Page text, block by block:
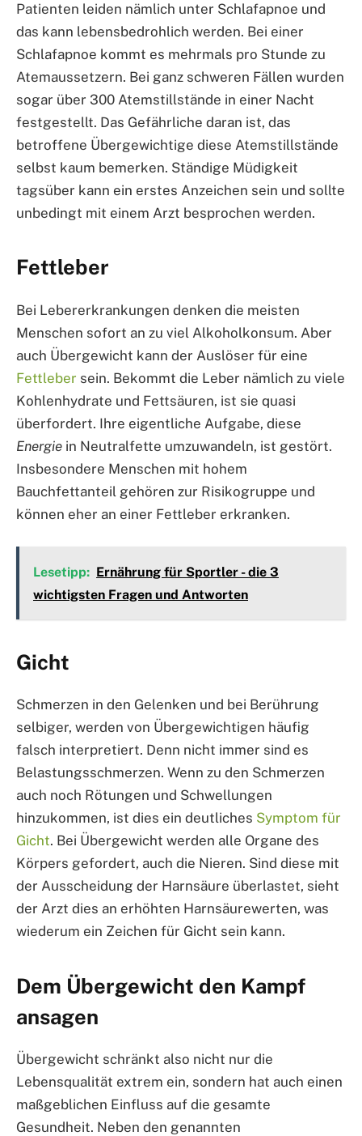
Patienten leiden nämlich unter Schlafapnoe und
das kann lebensbedrohlich werden. Bei einer
Schlafapnoe kommt es mehrmals pro Stunde zu
Atemaussetzern. Bei ganz schweren Fällen wurden
sogar über 300 Atemstillstände in einer Nacht
festgestellt. Das Gefährliche daran ist, das
betroffene Übergewichtige diese Atemstillstände
selbst kaum bemerken. Ständige Müdigkeit
tagsüber kann ein erstes Anzeichen sein und sollte
unbedingt mit einem Arzt besprochen werden.
Fettleber
Bei Lebererkrankungen denken die meisten
Menschen sofort an zu viel Alkoholkonsum. Aber
auch Übergewicht kann der Auslöser für eine
Fettleber sein. Bekommt die Leber nämlich zu viele
Kohlenhydrate und Fettsäuren, ist sie quasi
überfordert. Ihre eigentliche Aufgabe, diese
Energie in Neutralfette umzuwandeln, ist gestört.
Insbesondere Menschen mit hohem
Bauchfettanteil gehören zur Risikogruppe und
können eher an einer Fettleber erkranken.
Lesetipp: Ernährung für Sportler - die 3
wichtigsten Fragen und Antworten
Gicht
Schmerzen in den Gelenken und bei Berührung
selbiger, werden von Übergewichtigen häufig
falsch interpretiert. Denn nicht immer sind es
Belastungsschmerzen. Wenn zu den Schmerzen
auch noch Rötungen und Schwellungen
hinzukommen, ist dies ein deutliches Symptom für
Gicht. Bei Übergewicht werden alle Organe des
Körpers gefordert, auch die Nieren. Sind diese mit
der Ausscheidung der Harnsäure überlastet, sieht
der Arzt dies an erhöhten Harnsäurewerten, was
wiederum ein Zeichen für Gicht sein kann.
Dem Übergewicht den Kampf
ansagen
Übergewicht schränkt also nicht nur die
Lebensqualität extrem ein, sondern hat auch einen
maßgeblichen Einfluss auf die gesamte
Gesundheit. Neben den genannten